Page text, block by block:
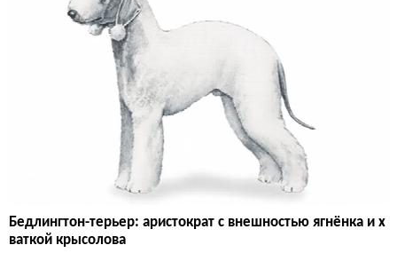
Бедлингтон-терьер: аристократ с внешностью ягнёнка и х
ваткой крысолова